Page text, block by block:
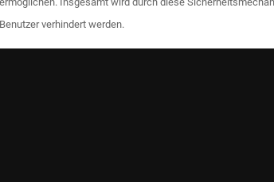
verhindert werden.